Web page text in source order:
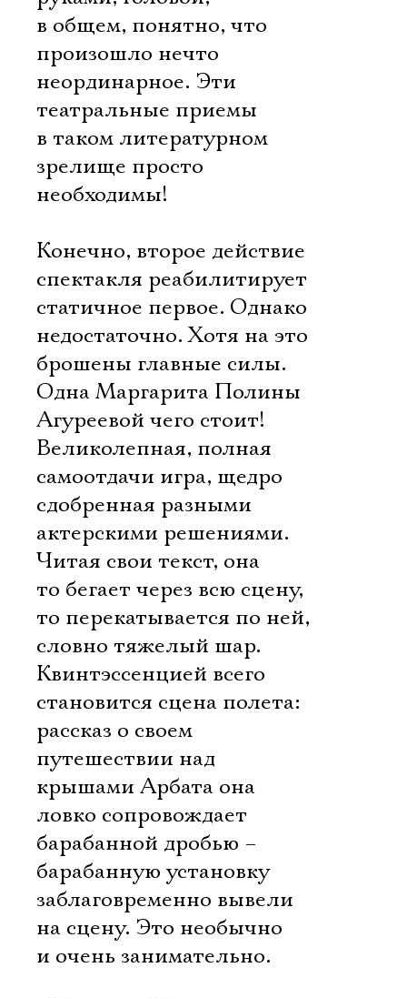
в общем, понятно, что
произошло нечто
неординарное. Эти
театральные приемы
в таком литературном
зрелище просто
необходимы!
Конечно, второе действие
спектакля реабилитирует
статичное первое. Однако
недостаточно. Хотя на это
брошены главные силы.
Одна Маргарита Полины
Агуреевой чего стоит!
Великолепная, полная
самоотдачи игра, щедро
сдобренная разными
актерскими решениями.
Читая свои текст, она
то бегает через всю сцену,
то перекатывается по ней,
словно тяжелый шар.
Квинтэссенцией всего
становится сцена полета:
рассказ о своем
путешествии над
крышами Арбата она
ловко сопровождает
барабанной дробью –
барабанную установку
заблаговременно вывели
на сцену. Это необычно
и очень занимательно.
Имя
Ознакомиться